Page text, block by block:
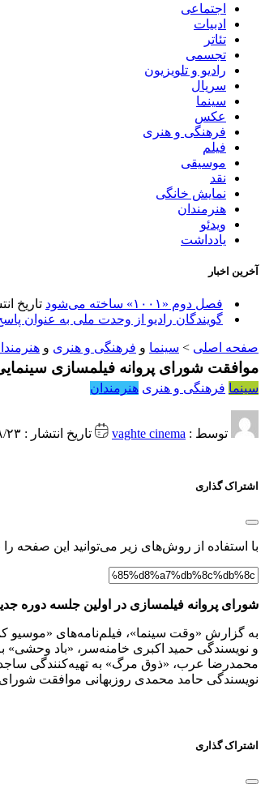
اجتماعی
ادبیات
تئاتر
تجسمی
رادیو و تلویزیون
سریال
سینما
عکس
فرهنگی و هنری
فیلم
موسیقی
نقد
نمایش خانگی
هنرمندان
ویدئو
یادداشت
آخرین اخبار
فصل دوم «۱۰۰۱» ساخته می‌شود
تاریخ انتشار:
گویندگان رادیو از وحدت ملی به عنوان
صفحه اصلی > سینما و فرهنگی و هنری و
موافقت شورای پروانه فیلمسازی
سینما فرهنگی و هنری هنرمندان
توسط : vaghte cinema تاریخ انتشار : ۱۴۰۳/۰۸/۲۳ ۱۳:۴۹
اشتراک گذاری
با استفاده از روش‌های زیر می‌توانید این صفحه را
شورای پروانه فیلمسازی در اولین جلسه دوره
به گزارش «وقت سینما»، فیلم‌نامه‌های «موسیو
و نویسندگی حمید اکبری خامنه‌سر، «باد وحشی»
محمدرضا عرب، «ذوق مرگ» به تهیه‌کنندگی ساجده
نویسندگی حامد محمدی روزبهانی موافقت شورای
اشتراک گذاری